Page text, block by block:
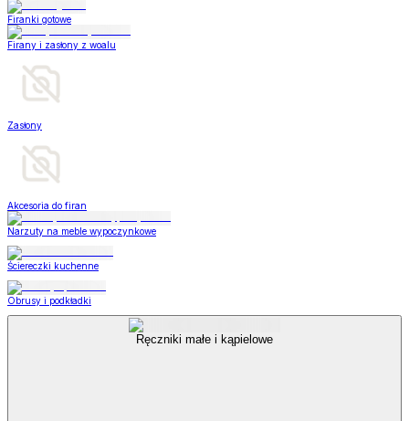
Firanki gotowe
Firany i zasłony z woalu
Zasłony
Akcesoria do firan
Narzuty na meble wypoczynkowe
Ściereczki kuchenne
Obrusy i podkładki
Ręczniki małe i kąpielowe